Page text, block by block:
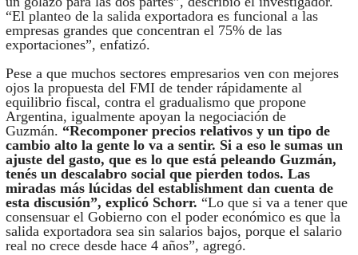
“El planteo de la salida exportadora es funcional a las
empresas grandes que concentran el 75% de las
exportaciones”, enfatizó.
Pese a que muchos sectores empresarios ven con mejores
ojos la propuesta del FMI de tender rápidamente al
equilibrio fiscal, contra el gradualismo que propone
Argentina, igualmente apoyan la negociación de
Guzmán. “Recomponer precios relativos y un tipo de
cambio alto la gente lo va a sentir. Si a eso le sumas un
ajuste del gasto, que es lo que está peleando Guzmán,
tenés un descalabro social que pierden todos. Las
miradas más lúcidas del establishment dan cuenta de
esta discusión”, explicó Schorr. “Lo que si va a tener que
consensuar el Gobierno con el poder económico es que la
salida exportadora sea sin salarios bajos, porque el salario
real no crece desde hace 4 años”, agregó.